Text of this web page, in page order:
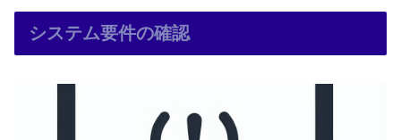
システム要件の確認